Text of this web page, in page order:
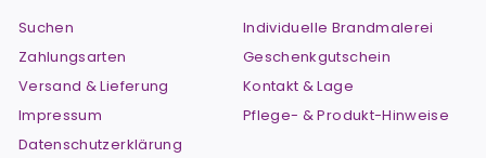
Suchen
Zahlungsarten
Versand & Lieferung
Impressum
Datenschutzerklärung
Individuelle Brandmalerei
Geschenkgutschein
Kontakt & Lage
Pflege- & Produkt-Hinweise